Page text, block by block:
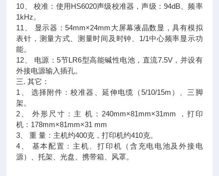
10、 校准：使用HS6020声级校准器，声级：94dB、频率
1kHz。
11、 显示器：54mm×24mm大屏幕液晶数显，具有模拟
表针，测量方式、测量时间及时钟、1/1中心频率显示功
能。
12、 电源：5节LR6型高能碱性电池，直流7.5V，并设有
外接电源输入插孔。
三. 其它：
1、 选择附件：校准器、延伸电缆（5/10/15m）、三脚
架。
2、 外形尺寸：主 机：240mm×81mm×31mm ，打印
机：178mm×81mm×31 mm
3、 重 量：主机约400克，打印机约410克。
4、 基本配置：主机、打印机（含充电电池及外接电
源）、托架、光盘、携带箱、风罩。